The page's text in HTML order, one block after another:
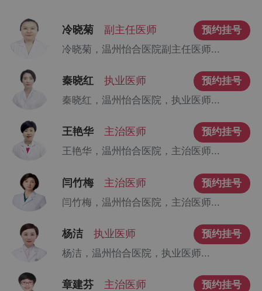
冷晓菊 副主任医师
预约挂号
冷晓菊，温州怡合医院副主任医师...
秦晓红 执业医师
预约挂号
秦晓红，温州怡合医院，执业医师...
王艳华 主治医师
预约挂号
王艳华，温州怡合医院，主治医师...
闫竹梅 主治医师
预约挂号
闫竹梅，温州怡合医院，主治医师...
杨洁 执业医师
预约挂号
杨洁，温州怡合医院，执业医师...
章建芬 主治医师
预约挂号